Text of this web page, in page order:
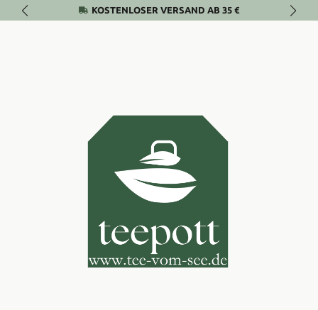
Zum Hauptinhalt springenKOSTENLOSER VERSAND AB 35 €